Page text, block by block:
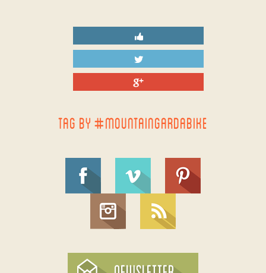
TAG BY #MOUNTAINGARDABIKE